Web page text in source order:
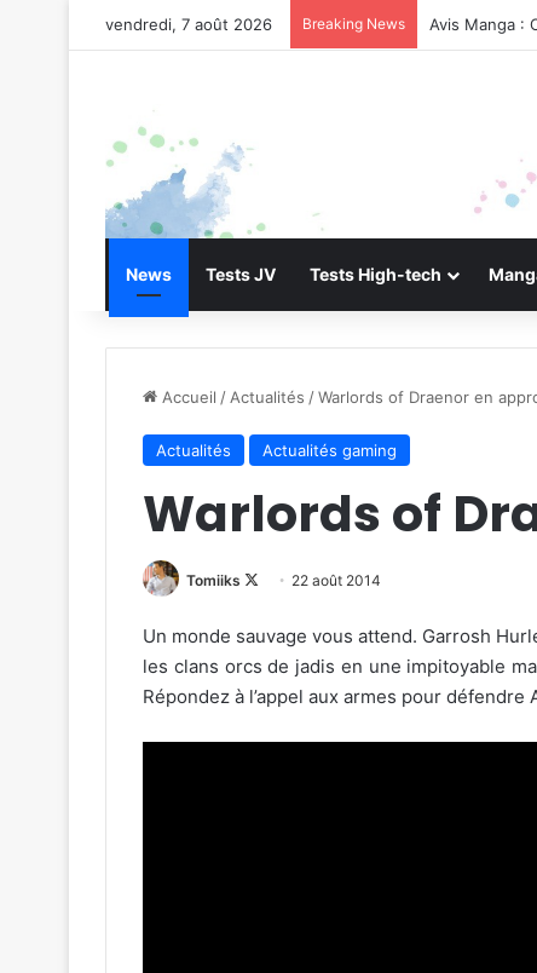
vendredi, 7 août 2026 Breaking News Avis Manga :
News Tests JV Tests High-tech
Accueil / Actualités /Warlords of Draenor en
Actualités Actualités gaming
Warlords of
Tomiiks
Follow
X
22 août 2014
Un monde sauvage vous attend. Garrosh
les clans orcs de jadis en une impitoyable
Répondez à l’appel aux armes pour défendre